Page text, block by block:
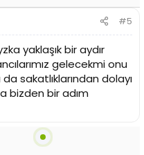
#5
yaklaşık bir aydır
gelecekmi onu
sakatlıklarından dolayı
bizden bir adım